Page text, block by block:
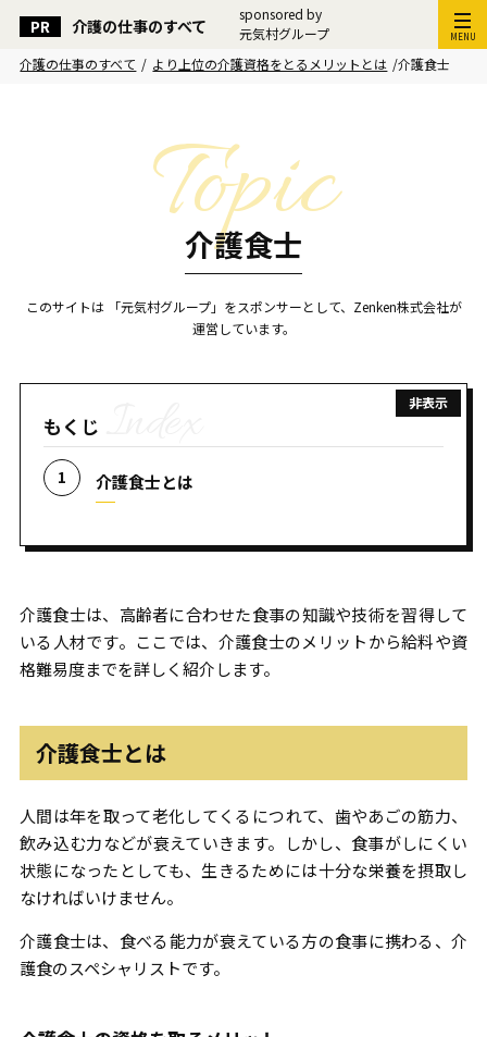
介護の仕事のすべて
sponsored by
元気村グループ
MENU
介護の仕事のすべて / より上位の介護資格をとるメリットとは /介護食士
介護食士
このサイトは 「元気村グループ」をスポンサーとして、Zenken株式会社が
運営しています。
もくじ
介護食士とは
介護食士は、高齢者に合わせた食事の知識や技術を習得して
いる人材です。ここでは、介護食士のメリットから給料や資
格難易度までを詳しく紹介します。
介護食士とは
人間は年を取って老化してくるにつれて、歯やあごの筋力、
飲み込む力などが衰えていきます。しかし、食事がしにくい
状態になったとしても、生きるためには十分な栄養を摂取し
なければいけません。
介護食士は、食べる能力が衰えている方の食事に携わる、介
護食のスペシャリストです。